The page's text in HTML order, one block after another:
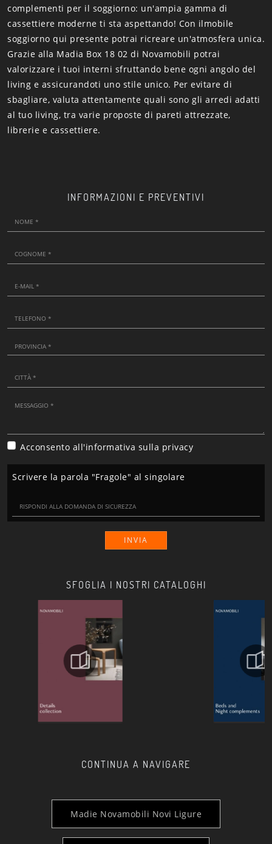
complementi per il soggiorno: un'ampia gamma di
cassettiere moderne ti sta aspettando! Con ilmobile
soggiorno qui presente potrai ricreare un'atmosfera unica.
Grazie alla Madia Box 18 02 di Novamobili potrai
valorizzare i tuoi interni sfruttando bene ogni angolo del
living e assicurandoti uno stile unico. Per evitare di
sbagliare, valuta attentamente quali sono gli arredi adatti
al tuo living, tra varie proposte di pareti attrezzate,
librerie e cassettiere.
SFOGLIA I NOSTRI CATALOGHI
CONTINUA A NAVIGARE
Madie Novamobili Novi Ligure
INFORMAZIONI E PREVENTIVI
Acconsento all'informativa sulla privacy
Scrivere la parola "Fragole" al singolare
INVIA